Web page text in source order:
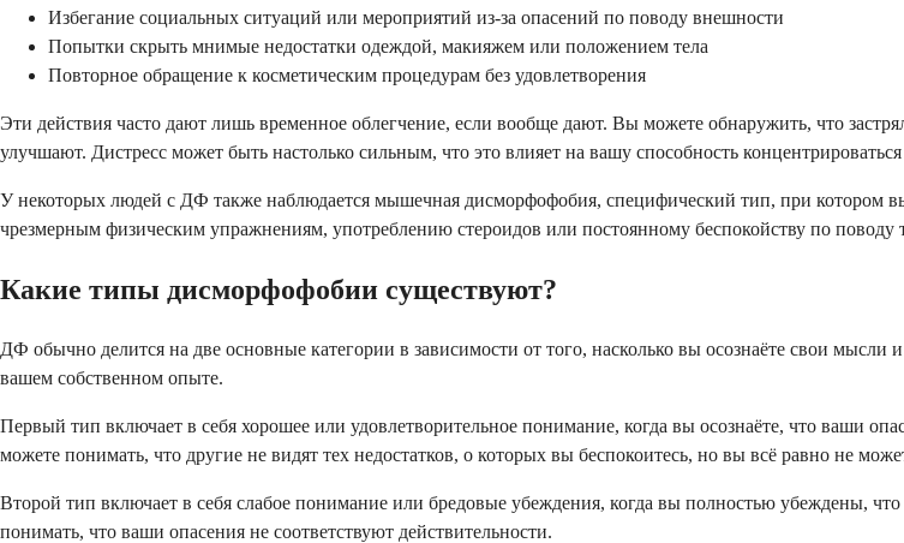
Избегание социальных ситуаций или мероприятий из-за опасений по поводу внешности
Попытки скрыть мнимые недостатки одеждой, макияжем или положением тела
Повторное обращение к косметическим процедурам без удовлетворения
Эти действия часто дают лишь временное облегчение, если вообще дают. Вы можете обнаружить, что
улучшают. Дистресс может быть настолько сильным, что это влияет на вашу способность
У некоторых людей с ДФ также наблюдается мышечная дисморфофобия, специфический тип, при котором
чрезмерным физическим упражнениям, употреблению стероидов или постоянному беспокойству по
Какие типы дисморфофобии существуют?
ДФ обычно делится на две основные категории в зависимости от того, насколько вы осознаёте свои
вашем собственном опыте.
Первый тип включает в себя хорошее или удовлетворительное понимание, когда вы осознаёте, что ваши
можете понимать, что другие не видят тех недостатков, о которых вы беспокоитесь, но вы всё равно не
Второй тип включает в себя слабое понимание или бредовые убеждения, когда вы полностью убеждены,
понимать, что ваши опасения не соответствуют действительности.